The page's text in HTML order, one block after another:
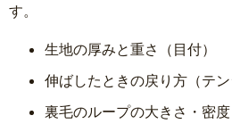
す。
生地の厚みと重さ（目付）
伸ばしたときの戻り方（テン
裏毛のループの大きさ・密度